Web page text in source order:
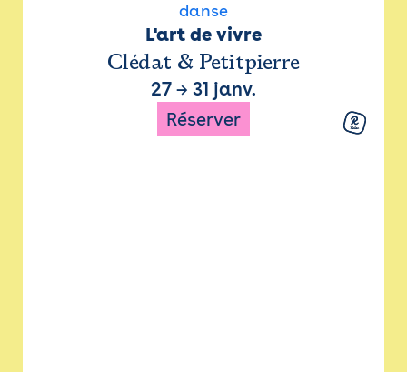
danse
L'art de vivre
Clédat & Petitpierre
27 → 31 janv.
Réserver